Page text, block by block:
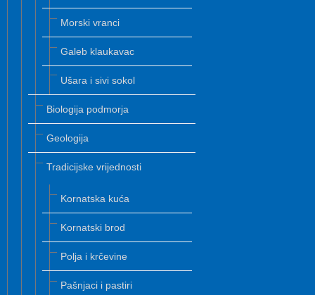
Morski vranci
Galeb klaukavac
Ušara i sivi sokol
Biologija podmorja
Geologija
Tradicijske vrijednosti
Kornatska kuća
Kornatski brod
Polja i krčevine
Pašnjaci i pastiri